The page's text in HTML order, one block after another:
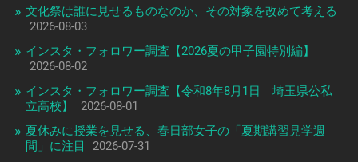
文化祭は誰に見せるものなのか、その対象を改めて考える
2026-08-03
インスタ・フォロワー調査【2026夏の甲子園特別編】
2026-08-02
インスタ・フォロワー調査【令和8年8月1日 埼玉県公私
立高校】
2026-08-01
夏休みに授業を見せる、春日部女子の「夏期講習見学週
間」に注目
2026-07-31